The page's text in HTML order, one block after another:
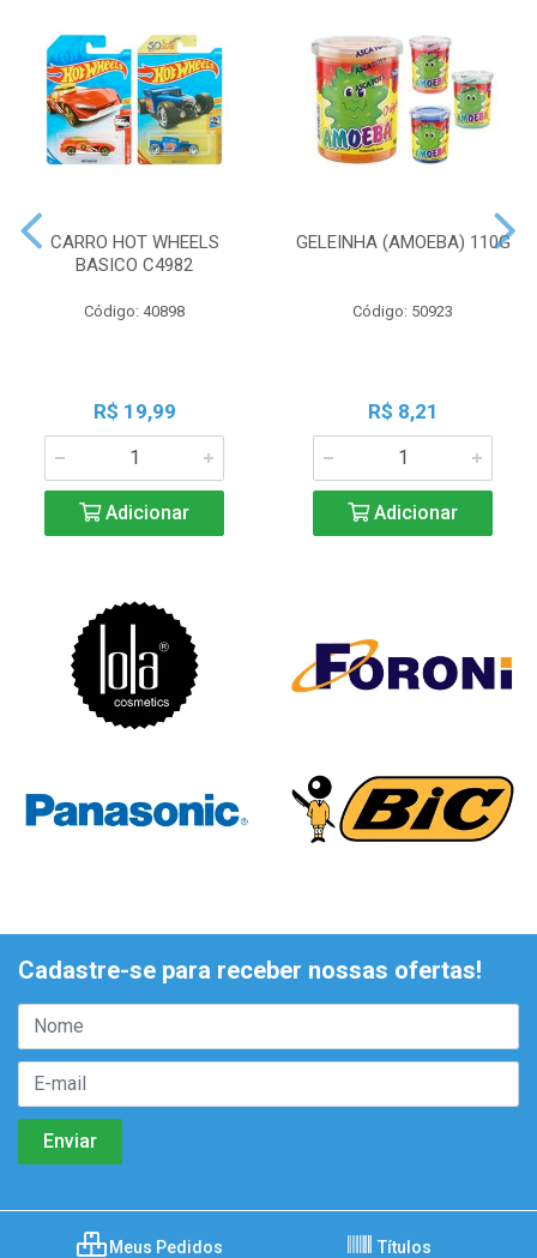
CARRO HOT WHEELS
BASICO C4982
Código: 40898
R$ 19,99
Adicionar
GELEINHA (AMOEBA) 110G
Código: 50923
R$ 8,21
Adicionar
Cadastre-se para receber nossas ofertas!
Meus Pedidos Títulos